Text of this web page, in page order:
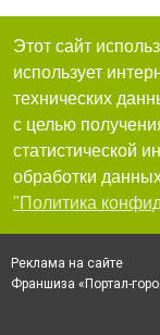
Этот сайт
использует
технических
с целью
статистической
обработки
"Политика
Реклама на сайте
Франшиза «Портал-